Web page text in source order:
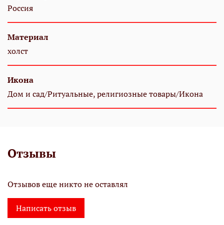
Россия
Материал
холст
Икона
Дом и сад/Ритуальные, религиозные товары/Икона
Отзывы
Отзывов еще никто не оставлял
Написать отзыв